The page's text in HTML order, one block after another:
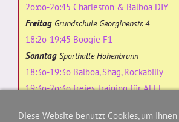
2o:oo-2o:45 Charleston & Balboa DIY
Freitag Grundschule Georginenstr. 4
18:2o-19:45 Boogie F1
Sonntag Sporthalle Hohenbrunn
18:3o-19:3o Balboa, Shag, Rockabilly
19:3o-2o:3o freies Training für ALLE
Diese Website benutzt Cookies, um